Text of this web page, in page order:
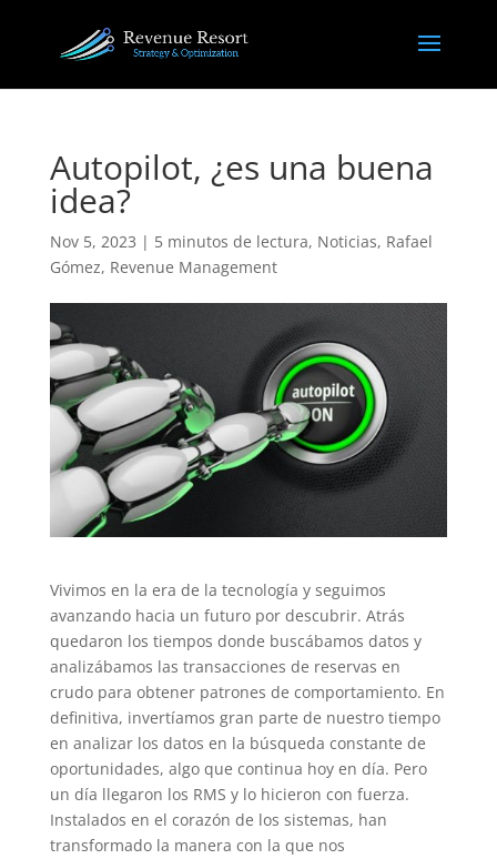
Autopilot, ¿es una buena
idea?
Nov 5, 2023 | 5 minutos de lectura, Noticias, Rafael
Gómez, Revenue Management
Vivimos en la era de la tecnología y seguimos
avanzando hacia un futuro por descubrir. Atrás
quedaron los tiempos donde buscábamos datos y
analizábamos las transacciones de reservas en
crudo para obtener patrones de comportamiento. En
definitiva, invertíamos gran parte de nuestro tiempo
en analizar los datos en la búsqueda constante de
oportunidades, algo que continua hoy en día. Pero
un día llegaron los RMS y lo hicieron con fuerza.
Instalados en el corazón de los sistemas, han
transformado la manera con la que nos